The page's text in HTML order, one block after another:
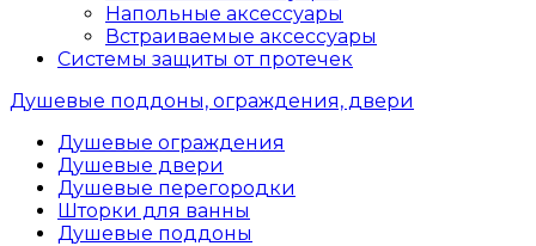
Напольные аксессуары
Встраиваемые аксессуары
Системы защиты от протечек
Душевые поддоны, ограждения, двери
Душевые ограждения
Душевые двери
Душевые перегородки
Шторки для ванны
Душевые поддоны